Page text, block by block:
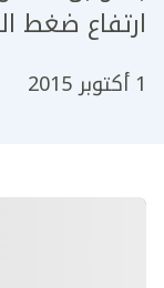
ارتفاع ضغط
1 أكتوبر 2015